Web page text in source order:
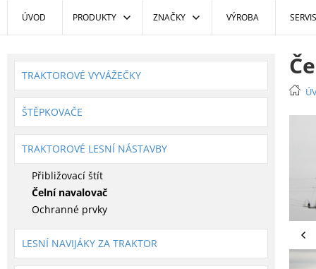
ÚVOD PRODUKTY ZNAČKY VÝROBA SERVIS
TRAKTOROVÉ VYVÁŽEČKY
ŠTĚPKOVAČE
TRAKTOROVÉ LESNÍ NÁSTAVBY
Přibližovací štít
Čelní navalovač
Ochranné prvky
LESNÍ NAVIJÁKY ZA TRAKTOR